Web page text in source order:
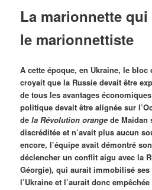
La marionnette
le marionnettiste
A cette époque, en Ukraine, le
croyait que la Russie devait être
de tous les avantages
politique devait être alignée sur
dela Révolution orange de Maidan
discréditée et n’avait plus aucun
encore, l’équipe avait démontré
déclencher un conflit aigu avec la
Géorgie), qui aurait immobilisé
l’Ukraine et l’aurait donc